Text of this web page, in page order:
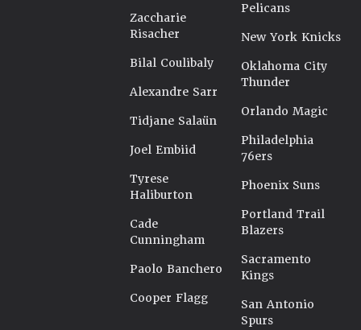
Zaccharie
Risacher
Bilal Coulibaly
Alexandre Sarr
Tidjane Salaün
Joel Embiid
Tyrese
Haliburton
Cade
Cunningham
Paolo Banchero
Cooper Flagg
Pelicans
New York Knicks
Oklahoma City
Thunder
Orlando Magic
Philadelphia
76ers
Phoenix Suns
Portland Trail
Blazers
Sacramento
Kings
San Antonio
Spurs